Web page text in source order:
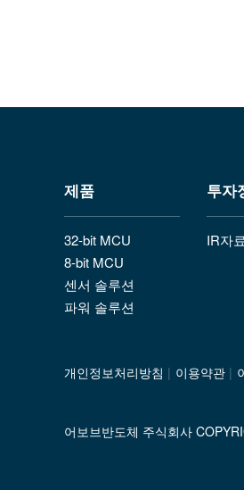
제품
32-bit MCU
8-bit MCU
센서 솔루션
파워 솔루션
투자
IR자
개인정보처리방침 | 이용약관 |
어보브반도체 주식회사